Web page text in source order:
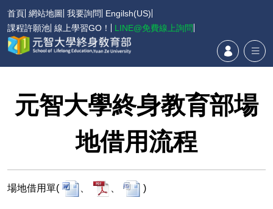
首頁 網站地圖 我要詢問
Engilsh(US)
課程許願池 線上學習GO！ LINE@免費線上詢問
元智大學終身教育部場
地借用流程
場地借用單( )